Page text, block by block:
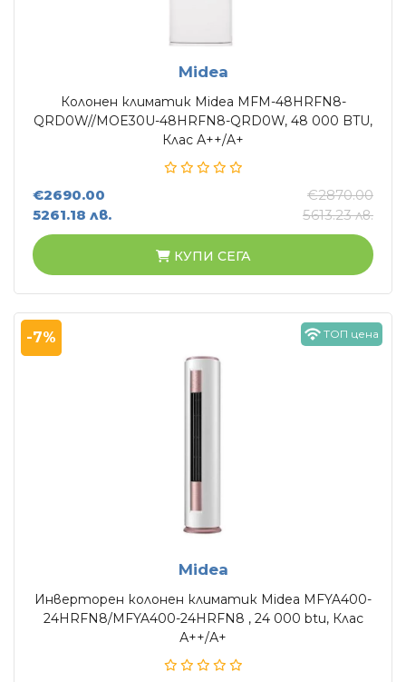
Midea
Колонен климатик Midea MFМ-48HRFN8-
QRD0W//MOE30U-48HRFN8-QRD0W, 48 000 BTU,
Клас А++/A+
€2690.00
5261.18 лв.
€2870.00
5613.23 лв.
КУПИ СЕГА
-7% ТОП цена
Midea
Инверторен колонен климатик Midea MFYA400-
24HRFN8/MFYA400-24HRFN8 , 24 000 btu, Клас
А++/А+